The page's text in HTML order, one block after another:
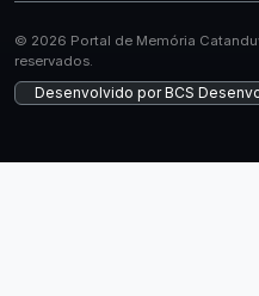
© 2026 Portal de Memória
reservados.
Desenvolvido porBCS